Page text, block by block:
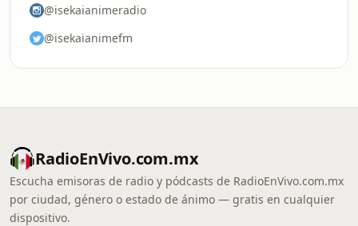
@isekaianimeradio
@isekaianimefm
RadioEnVivo.com.mx
Escucha emisoras de radio y pódcasts de RadioEnVivo.com.mx
por ciudad, género o estado de ánimo — gratis en cualquier
dispositivo.